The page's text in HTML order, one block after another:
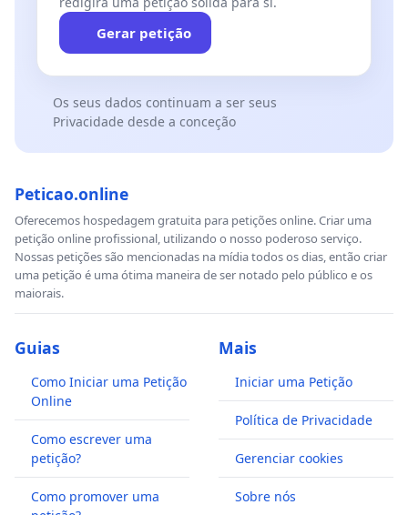
Gerar petição
Os seus dados continuam a ser seus
Privacidade desde a conceção
Peticao.online
Oferecemos hospedagem gratuita para petições online. Criar uma
petição online profissional, utilizando o nosso poderoso serviço.
Nossas petições são mencionadas na mídia todos os dias, então criar
uma petição é uma ótima maneira de ser notado pelo público e os
maiorais.
Guias
Como Iniciar uma Petição
Online
Como escrever uma
petição?
Como promover uma
Mais
Iniciar uma Petição
Política de Privacidade
Gerenciar cookies
Sobre nós